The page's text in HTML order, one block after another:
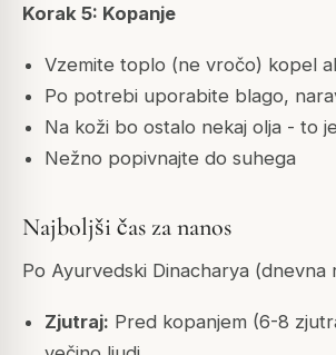
Korak 5: Kopanje
Vzemite toplo (ne vročo) kopel
Po potrebi uporabite blago,
Na koži bo ostalo nekaj olja - to
Nežno popivnajte do suhega
Najboljši čas za nanos
Po Ayurvedski Dinacharya (dnevna
Zjutraj: Pred kopanjem (6-8